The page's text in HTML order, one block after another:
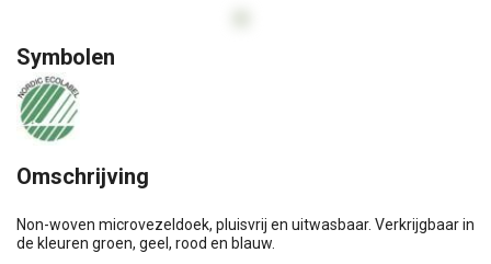
Symbolen
Omschrijving
Non-woven microvezeldoek, pluisvrij en uitwasbaar. Verkrijgbaar in
de kleuren groen, geel, rood en blauw.